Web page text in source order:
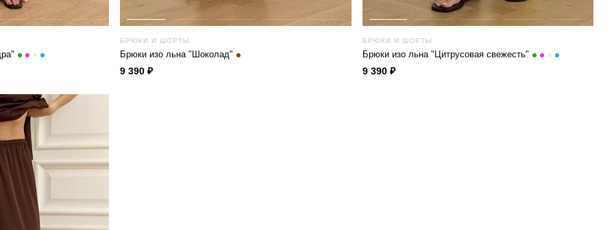
БРЮКИ И ШОРТЫ
Брюки изо льна "Шоколад"
9 390 ₽
БРЮКИ И ШОРТЫ
Брюки изо льна "Цитрусовая свежесть"
9 390 ₽